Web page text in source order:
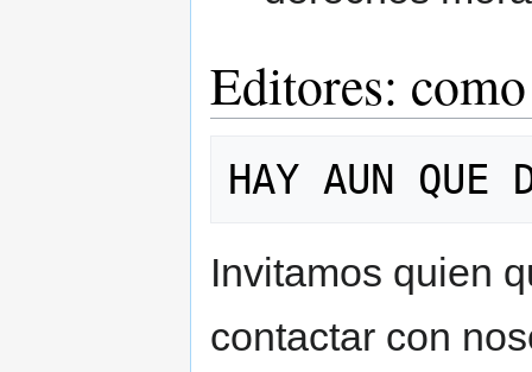
Editores:
Invitamos quien
contactar con